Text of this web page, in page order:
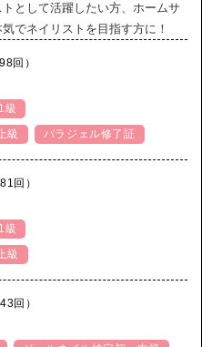
として活躍したい方、ホームサ
でネイリストを目指す方に！
98回）
級
級
パラジェル修了証
81回）
級
級
43回）